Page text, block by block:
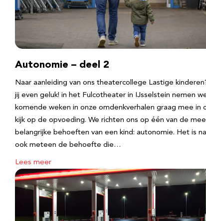
Autonomie – deel 2
Naar aanleiding van ons theatercollege Lastige
jij even geluk! in het Fulcotheater in IJsselstein nemen
komende weken in onze omdenkverhalen graag mee in
kijk op de opvoeding. We richten ons op één van de
belangrijke behoeften van een kind: autonomie. Het is
ook meteen de behoefte die…
Lees meer